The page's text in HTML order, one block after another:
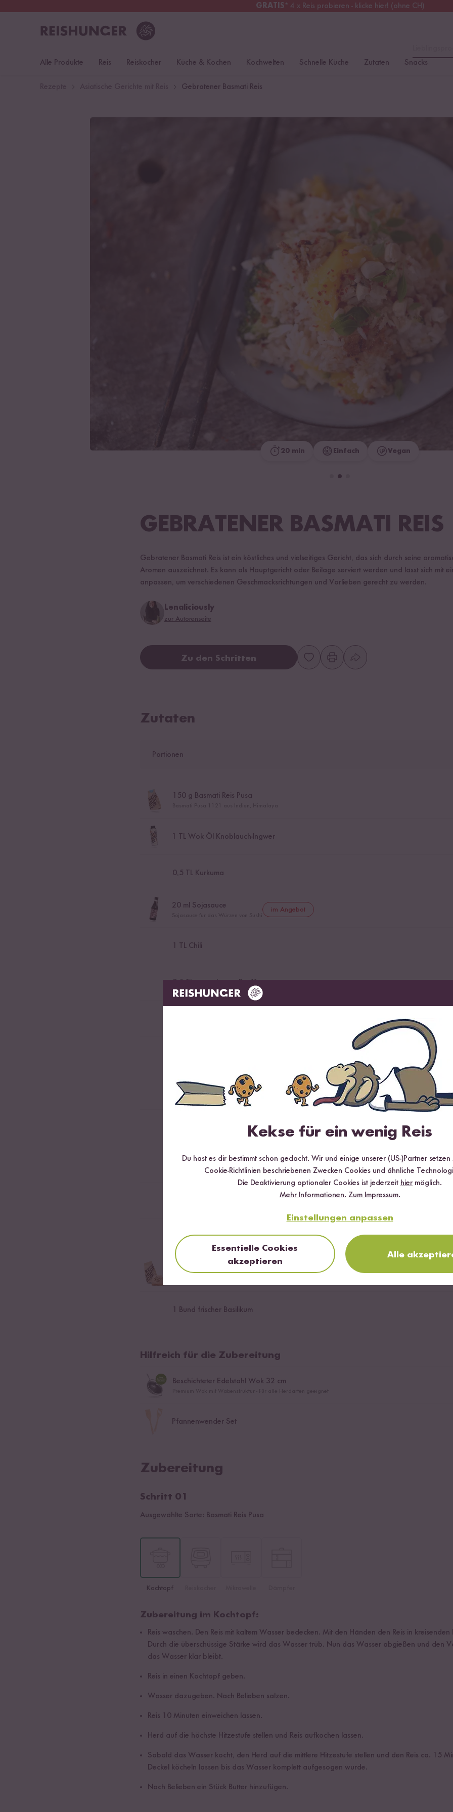
GRATIS* 4 x Reis probieren - klicke hier! (ohne CH)
Kostenloser Versand
Alle Produkte
Reis Reiskocher Küche & Kochen Kochwelten Schnelle Küche Zutaten Snacks
Gebratener Basmati Reis
20 min Einfach Vegan
GEBRATENER BASMATI REIS
Gebratener Basmati Reis ist ein köstliches und vielseitiges Gericht, das sich durch seine
Aromen auszeichnet. Es kann als Hauptgericht oder Beilage serviert werden und lässt sich mit
anpassen, um verschiedenen Geschmacksrichtungen und Vorlieben gerecht zu werden.
Lenaliciously
zur Autorenseite
Zu den Schritten
Zutaten
Portionen
150g Basmati Reis Pusa
1 TL Wok Öl Knoblauch-Ingwer
0,5 TL Kurkuma
20ml Sojasauce im Angebot
1 TL Chili
0,5TL getrockneter Basilikum
TL Salz
0,5Limette
50g Bio Cashewkerne
1 Bund frischer Basilikum
Hilfreich für die Zubereitung
Beschichteter Edelstahl Wok 32 cm
Pfannenwender Set
Zubereitung
Schritt 01
Ausgewählte Sorte: Basmati Reis Pusa
Kochtopf
Zubereitung im Kochtopf:
Reis waschen. Den Reis mit kaltem Wasser bedecken. Mit den Händen den Reis in
Durch die überschüssige Stärke wird das Wasser trüb. Nun das Wasser abgießen und den
das Wasser klar bleibt.
Reis in einen Kochtopf geben.
Wasser dazugeben. Nach Belieben salzen.
Reis 10 Minuten einweichen lassen.
Herd auf die höchste Hitzestufe stellen und Reis aufkochen lassen.
Sobald das Wasser kocht, den Herd auf die mittlere Hitzestufe stellen und den Reis ca. 15
Deckel köcheln lassen bis das Wasser komplett aufgesogen wurde.
Nach Belieben ein Stück Butter hinzufügen.
Kekse für ein wenig Reis
Du hast es dir bestimmt schon gedacht. Wir und einige unserer (US-)Partner
Cookie-Richtlinien beschriebenen Zwecken Cookies und ähnliche
Die Deaktivierung optionaler Cookies ist jederzeit hier möglich.
Mehr Informationen. Zum Impressum.
Einstellungen anpassen
Essentielle Cookies
akzeptieren
Alle